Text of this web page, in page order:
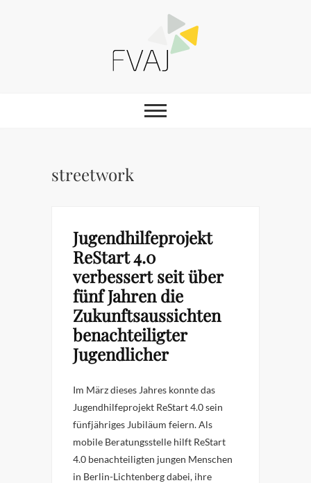
FVAJ e.V.
streetwork
Jugendhilfeprojekt
ReStart 4.0
verbessert seit über
fünf Jahren die
Zukunftsaussichten
benachteiligter
Jugendlicher
Im März dieses Jahres konnte das
Jugendhilfeprojekt ReStart 4.0 sein
fünfjähriges Jubiläum feiern. Als
mobile Beratungsstelle hilft ReStart
4.0 benachteiligten jungen Menschen
in Berlin-Lichtenberg dabei, ihre